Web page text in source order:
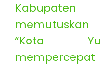
memutuskan
“Kota